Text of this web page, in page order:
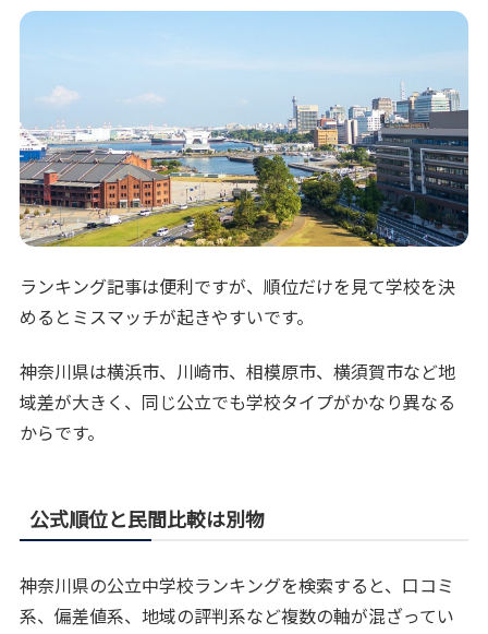
ランキング記事は便利ですが、順位だけを見て学校を決
めるとミスマッチが起きやすいです。
神奈川県は横浜市、川崎市、相模原市、横須賀市など地
域差が大きく、同じ公立でも学校タイプがかなり異なる
からです。
公式順位と民間比較は別物
神奈川県の公立中学校ランキングを検索すると、口コミ
系、偏差値系、地域の評判系など複数の軸が混ざってい